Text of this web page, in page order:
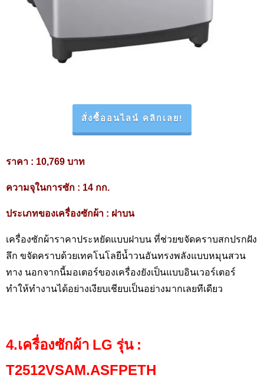
สั่งซื้ออนไลน์ คลิกเลย!
ราคา : 10,769 บาท
ความจุในการซัก : 14 กก.
ประเภทของเครื่องซักผ้า : ฝาบน
เครื่องซักผ้าราคาประหยัดแบบฝาบน ที่ช่วยขจัดคราบสกปรกฝัง
ลึก ขจัดคราบด้วยเทคโนโลยีน้ำวนอันทรงพลังแบบหมุนสวน
ทาง นอกจากนี้มอเตอร์ของเครื่องยังเป็นแบบอินเวอร์เตอร์
ทำให้ทำงานได้อย่างเงียบเชียบเป็นอย่างมากเลยทีเดียว
4.เครื่องซักผ้า LG รุ่น :
T2512VSAM.ASFPETH